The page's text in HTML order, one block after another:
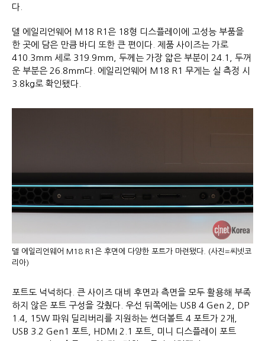
다.
델 에일리언웨어 M18 R1은 18형 디스플레이에 고성능 부품을
한 곳에 담은 만큼 바디 또한 큰 편이다. 제품 사이즈는 가로
410.3mm 세로 319.9mm, 두께는 가장 얇은 부분이 24.1, 두꺼
운 부분은 26.8mm다. 에일리언웨어 M18 R1 무게는 실 측정 시
3.8kg로 확인됐다.
델 에일리언웨어 M18 R1은 후면에 다양한 포트가 마련됐다. (사진=씨넷코
리아)
포트도 넉넉하다. 큰 사이즈 대비 후면과 측면을 모두 활용해 부족
하지 않은 포트 구성을 갖췄다. 우선 뒤쪽에는 USB 4 Gen 2, DP
1.4, 15W 파워 딜리버리를 지원하는 썬더볼트 4 포트가 2개,
USB 3.2 Gen1 포트, HDMI 2.1 포트, 미니 디스플레이 포트